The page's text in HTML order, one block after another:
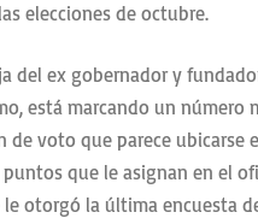
elecciones de octubre.
del ex gobernador y
está marcando un número
de voto que parece ubicarse
que le asignan en el
le otorgó la última encuesta